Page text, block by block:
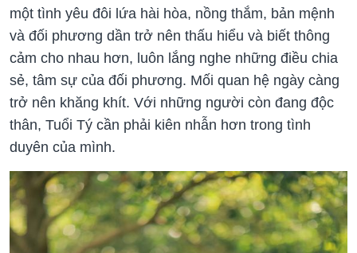
một tình yêu đôi lứa hài hòa, nồng thắm, bản mệnh
và đối phương dần trở nên thấu hiểu và biết thông
cảm cho nhau hơn, luôn lắng nghe những điều chia
sẻ, tâm sự của đối phương. Mối quan hệ ngày càng
trở nên khăng khít. Với những người còn đang độc
thân, Tuổi Tý cần phải kiên nhẫn hơn trong tình
duyên của mình.